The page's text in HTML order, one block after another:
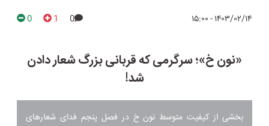
۱۴۰۳/۰۲/۱۴ - ۱۵:۰۰ 0
1
0
«نون خ»؛ سرگرمی که قربانی بزرگ شعار دادن
شد!
بخشی از کیفیت متوسط نون خ در فصل پنجم فدای شعارهای